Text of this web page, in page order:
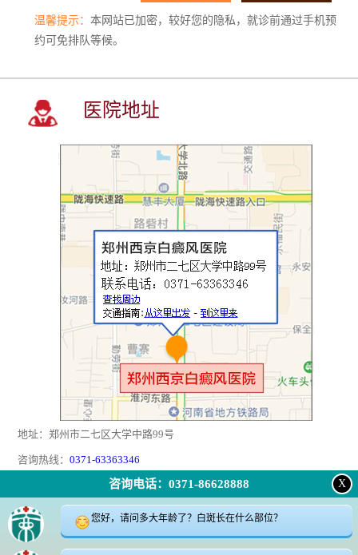
温馨提示：本网站已加密，较好您的隐私，就诊前通过手机预
约可免排队等候。
医院地址
地址：郑州市二七区大学中路99号
咨询热线：0371-63363346
返回顶部|在线问诊|电话咨询|来院路线
24小时咨询电话:0371-63363346
咨询电话：0371-86628888 X
您好，请问多大年龄了？白斑长在什么部位？